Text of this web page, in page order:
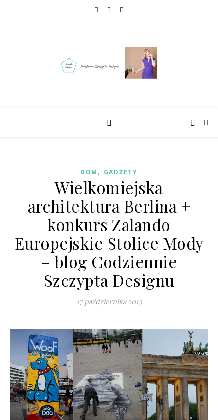
DOM , GADŻETY
Wielkomiejska
architektura Berlina +
konkurs Zalando
Europejskie Stolice Mody
– blog Codziennie
Szczypta Designu
17 października 2013